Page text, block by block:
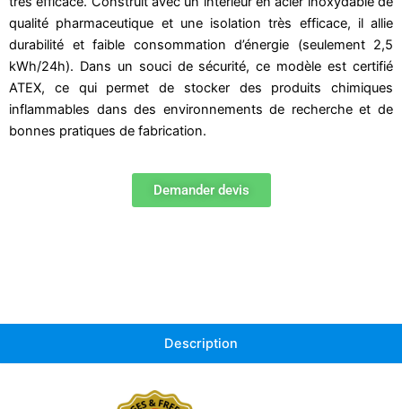
qualité pharmaceutique et une isolation très efficace, il allie
durabilité et faible consommation d’énergie (seulement 2,5
kWh/24h). Dans un souci de sécurité, ce modèle est certifié
ATEX, ce qui permet de stocker des produits chimiques
inflammables dans des environnements de recherche et de
bonnes pratiques de fabrication.
Demander devis
Description